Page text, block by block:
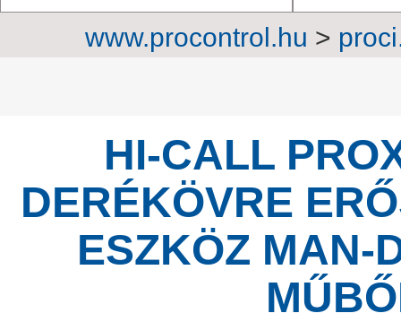
www.procontrol.hu >
HI-CALL
DERÉKÖVRE
ESZKÖZ MAN-